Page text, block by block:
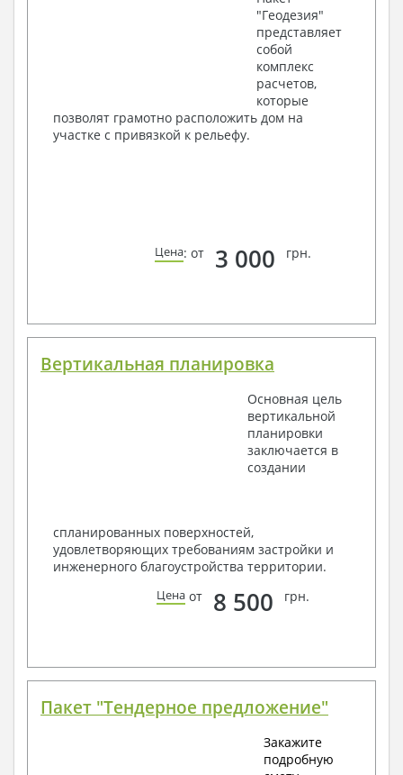
"Геодезия"
представляет
собой
комплекс
расчетов,
которые
позволят грамотно расположить дом на
участке с привязкой к рельефу.
Цена: от 3 000 грн.
Вертикальная планировка
Основная цель
вертикальной
планировки
заключается в
создании
спланированных поверхностей,
удовлетворяющих требованиям застройки и
инженерного благоустройства территории.
Цена от 8 500 грн.
Пакет "Тендерное предложение"
Закажите
подробную